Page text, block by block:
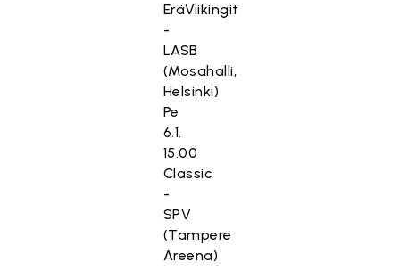
EräViikingit
-
LASB
(Mosahalli,
Helsinki)
Pe
6.1.
15.00
Classic
-
SPV
(Tampere
Areena)